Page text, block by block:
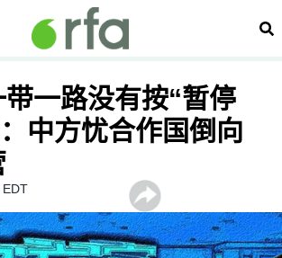
搜
一路没有按“暂停
中方忧合作国倒向